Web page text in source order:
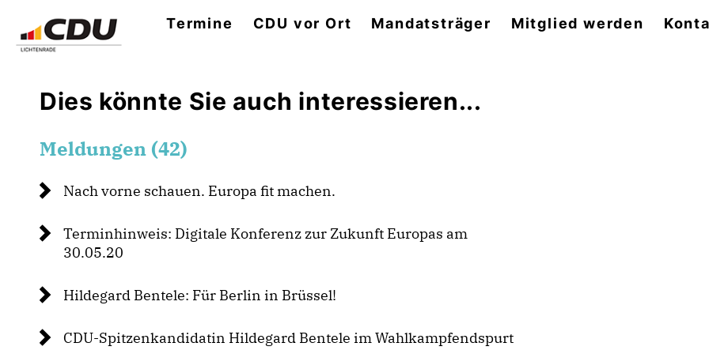
Termine CDU vor Ort Mandatsträger Mitglied werden
Dies könnte Sie auch interessieren...
Meldungen (42)
Nach vorne schauen. Europa fit machen.
Terminhinweis: Digitale Konferenz zur Zukunft Europas am
30.05.20
Hildegard Bentele: Für Berlin in Brüssel!
CDU-Spitzenkandidatin Hildegard Bentele im Wahlkampfendspurt